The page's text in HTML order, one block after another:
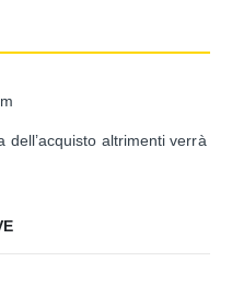
altrimenti verrà